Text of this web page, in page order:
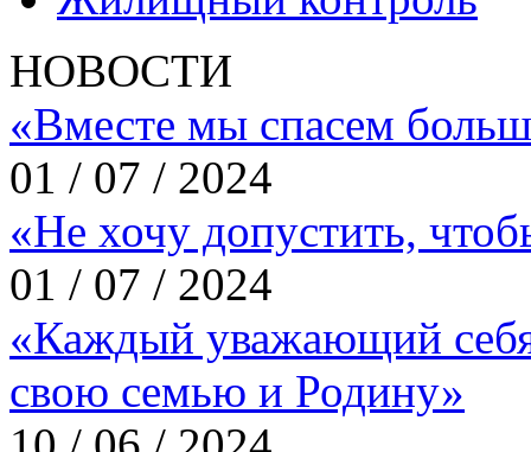
НОВОСТИ
«Вместе мы спасем
01 / 07 / 2024
«Не хочу допустить,
01 / 07 / 2024
«Каждый уважающий
свою семью и Родину»